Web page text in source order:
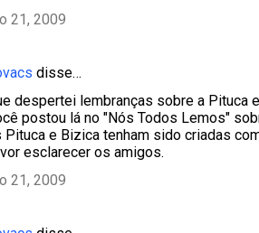
21, 2009
disse…
despertei lembranças sobre a Pituca
postou lá no "Nós Todos Lemos"
Pituca e Bizica tenham sido criadas
esclarecer os amigos.
21, 2009